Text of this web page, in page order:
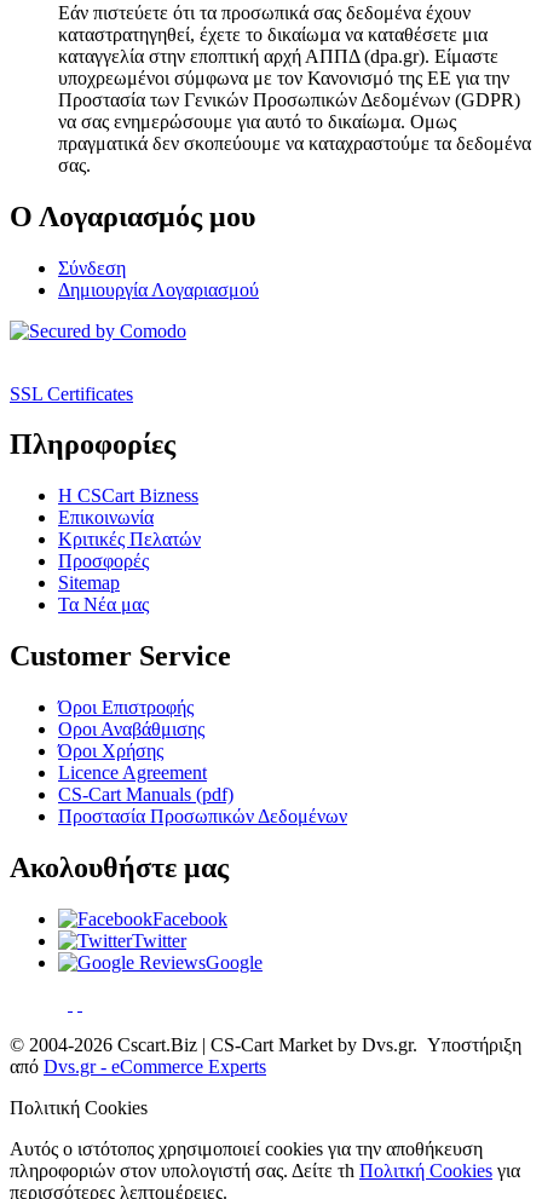
Εάν πιστεύετε ότι τα προσωπικά σας δεδομένα έχουν
καταστρατηγηθεί, έχετε το δικαίωμα να καταθέσετε μια
καταγγελία στην εποπτική αρχή ΑΠΠΔ (dpa.gr). Είμαστε
υποχρεωμένοι σύμφωνα με τον Κανονισμό της ΕΕ για την
Προστασία των Γενικών Προσωπικών Δεδομένων (GDPR)
να σας ενημερώσουμε για αυτό το δικαίωμα. Ομως
πραγματικά δεν σκοπεύουμε να καταχραστούμε τα δεδομένα
σας.
Ο Λογαριασμός μου
Σύνδεση
Δημιουργία Λογαριασμού
SSL Certificates
Πληροφορίες
Η CSCart Bizness
Επικοινωνία
Κριτικές Πελατών
Προσφορές
Sitemap
Τα Νέα μας
Customer Service
Όροι Επιστροφής
Οροι Αναβάθμισης
Όροι Χρήσης
Licence Agreement
CS-Cart Manuals (pdf)
Προστασία Προσωπικών Δεδομένων
Ακολουθήστε μας
Facebook
Twitter
Google
© 2004-2026 Cscart.Biz | CS-Cart Market by Dvs.gr. Υποστήριξη
από Dvs.gr - eCommerce Experts
Πολιτική Cookies
Αυτός ο ιστότοπος χρησιμοποιεί cookies για την αποθήκευση
πληροφοριών στον υπολογιστή σας. Δείτε τh Πολιτκή Cookies για
περισσότερες λεπτομέρειες.